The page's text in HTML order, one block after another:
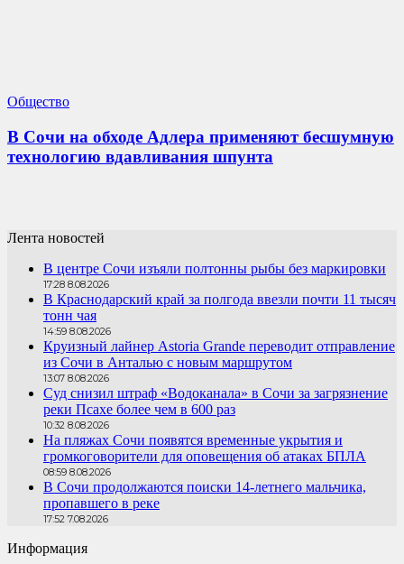
Общество
В Сочи на обходе Адлера применяют бесшумную
технологию вдавливания шпунта
Лента новостей
В центре Сочи изъяли полтонны рыбы без маркировки
17:28 8.08.2026
В Краснодарский край за полгода ввезли почти 11 тысяч
тонн чая
14:59 8.08.2026
Круизный лайнер Astoria Grande переводит отправление
из Сочи в Анталью с новым маршрутом
13:07 8.08.2026
Суд снизил штраф «Водоканала» в Сочи за загрязнение
реки Псахе более чем в 600 раз
10:32 8.08.2026
На пляжах Сочи появятся временные укрытия и
громкоговорители для оповещения об атаках БПЛА
08:59 8.08.2026
В Сочи продолжаются поиски 14-летнего мальчика,
пропавшего в реке
17:52 7.08.2026
Информация